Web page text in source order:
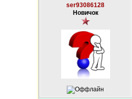
ser93086128
Новичок